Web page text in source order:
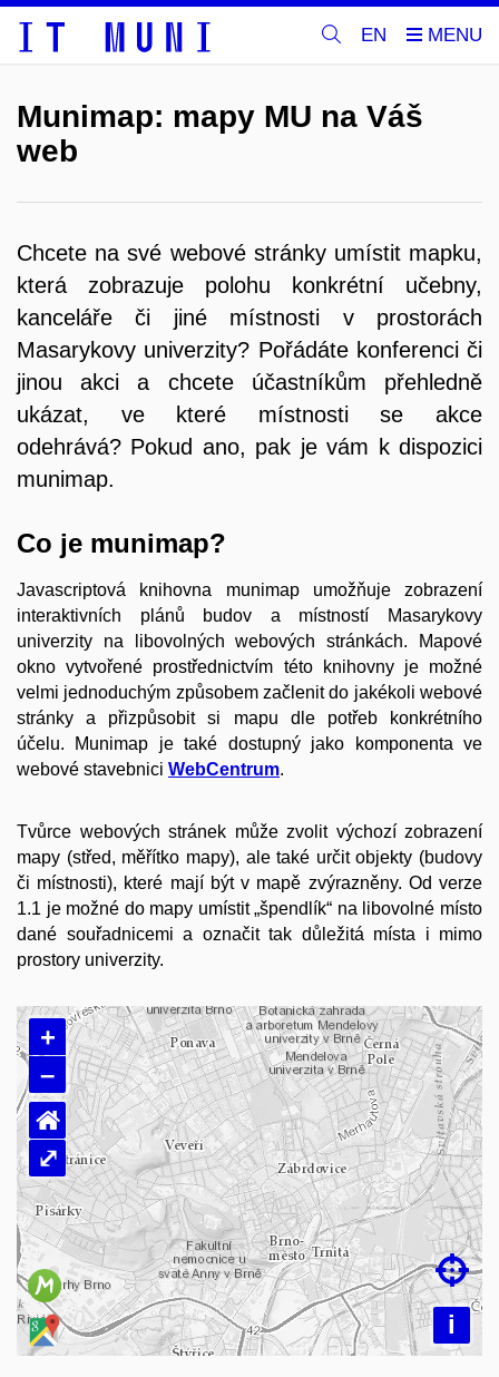
EN
Munimap: mapy MU na Váš
web
Chcete na své webové stránky umístit mapku,
která zobrazuje polohu konkrétní učebny,
kanceláře či jiné místnosti v prostorách
Masarykovy univerzity? Pořádáte konferenci či
jinou akci a chcete účastníkům přehledně
ukázat, ve které místnosti se akce
odehrává? Pokud ano, pak je vám k dispozici
munimap.
Co je munimap?
Javascriptová knihovna munimap umožňuje zobrazení
interaktivních plánů budov a místností Masarykovy
univerzity na libovolných webových stránkách. Mapové
okno vytvořené prostřednictvím této knihovny je možné
velmi jednoduchým způsobem začlenit do jakékoli webové
stránky a přizpůsobit si mapu dle potřeb konkrétního
účelu. Munimap je také dostupný jako komponenta ve
webové stavebnici WebCentrum.
Tvůrce webových stránek může zvolit výchozí zobrazení
mapy (střed, měřítko mapy), ale také určit objekty (budovy
či místnosti), které mají být v mapě zvýrazněny. Od verze
1.1 je možné do mapy umístit „špendlík“ na libovolné místo
dané souřadnicemi a označit tak důležitá místa i mimo
prostory univerzity.
Načítám mapu…
+
–
i

⌂
⤢